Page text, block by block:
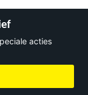
acties